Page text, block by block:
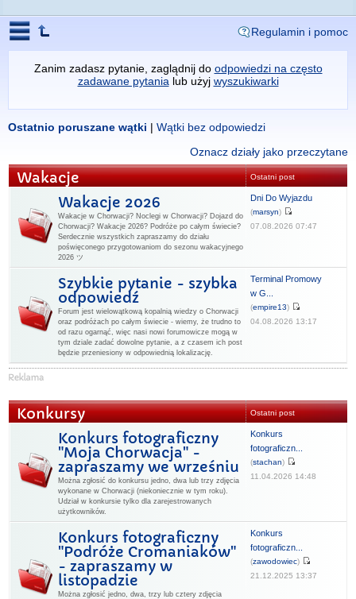
Regulamin i pomoc
Zanim zadasz pytanie, zaglądnij do odpowiedzi na często
zadawane pytania lub użyj wyszukiwarki
Ostatnio poruszane wątki | Wątki bez odpowiedzi
Oznacz działy jako przeczytane
Wakacje Ostatni post
Wakacje 2026
Wakacje w Chorwacji? Noclegi w Chorwacji? Dojazd do
Chorwacji? Wakacje 2026? Podróże po całym świecie?
Serdecznie wszystkich zapraszamy do działu
poświęconego przygotowaniom do sezonu wakacyjnego
2026 ツ
Dni Do Wyjazdu
(marsyn)
07.08.2026 07:47
Szybkie pytanie - szybka
odpowiedź
Forum jest wielowątkową kopalnią wiedzy o Chorwacji
oraz podróżach po całym świecie - wiemy, że trudno to
od razu ogarnąć, więc nasi nowi forumowicze mogą w
tym dziale zadać dowolne pytanie, a z czasem ich post
będzie przeniesiony w odpowiednią lokalizację.
Terminal Promowy
w G...
(empire13)
04.08.2026 13:17
Konkursy Ostatni post
Konkurs fotograficzny
"Moja Chorwacja" -
zapraszamy we wrześniu
Można zgłosić do konkursu jedno, dwa lub trzy zdjęcia
wykonane w Chorwacji (niekoniecznie w tym roku).
Udział w konkursie tylko dla zarejestrowanych
użytkowników.
Konkurs
fotograficzn...
(stachan)
11.04.2026 14:48
Konkurs fotograficzny
"Podróże Cromaniaków"
- zapraszamy w
listopadzie
Można zgłosić jedno, dwa, trzy lub cztery zdjęcia
Konkurs
fotograficzn...
(zawodowiec)
21.12.2025 13:37